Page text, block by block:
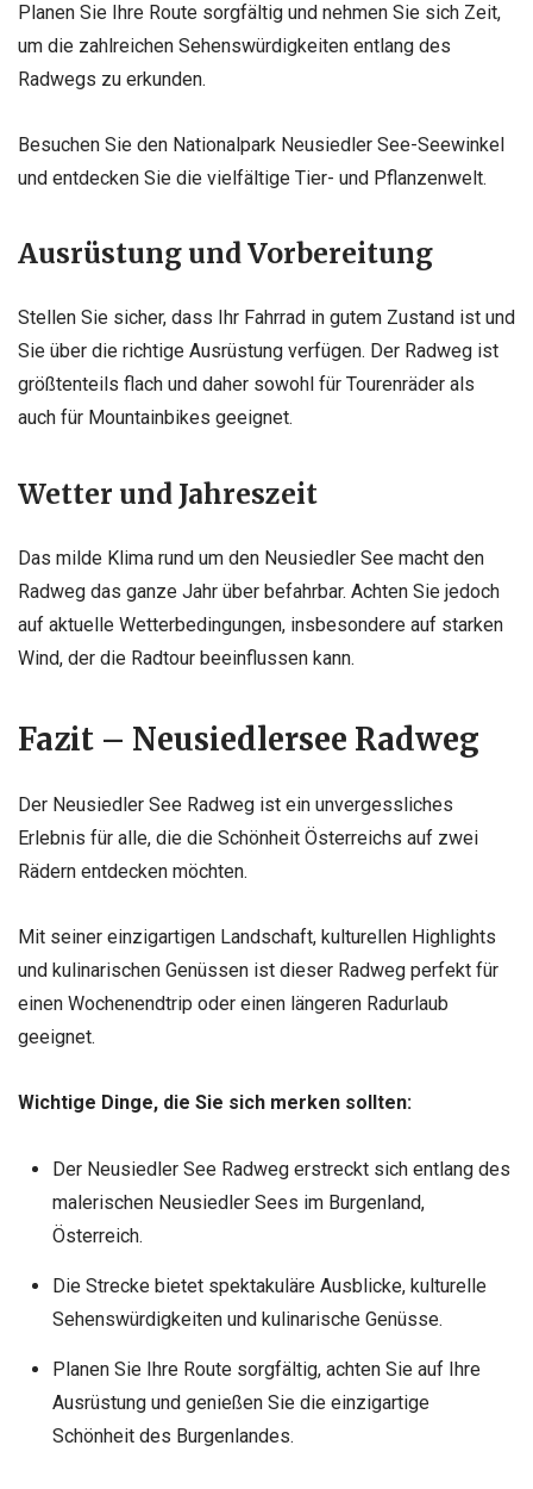
Planen Sie Ihre Route sorgfältig und nehmen Sie sich Zeit,
um die zahlreichen Sehenswürdigkeiten entlang des
Radwegs zu erkunden.
Besuchen Sie den Nationalpark Neusiedler See-Seewinkel
und entdecken Sie die vielfältige Tier- und Pflanzenwelt.
Ausrüstung und Vorbereitung
Stellen Sie sicher, dass Ihr Fahrrad in gutem Zustand ist und
Sie über die richtige Ausrüstung verfügen. Der Radweg ist
größtenteils flach und daher sowohl für Tourenräder als
auch für Mountainbikes geeignet.
Wetter und Jahreszeit
Das milde Klima rund um den Neusiedler See macht den
Radweg das ganze Jahr über befahrbar. Achten Sie jedoch
auf aktuelle Wetterbedingungen, insbesondere auf starken
Wind, der die Radtour beeinflussen kann.
Fazit – Neusiedlersee Radweg
Der Neusiedler See Radweg ist ein unvergessliches
Erlebnis für alle, die die Schönheit Österreichs auf zwei
Rädern entdecken möchten.
Mit seiner einzigartigen Landschaft, kulturellen Highlights
und kulinarischen Genüssen ist dieser Radweg perfekt für
einen Wochenendtrip oder einen längeren Radurlaub
geeignet.
Wichtige Dinge, die Sie sich merken sollten:
Der Neusiedler See Radweg erstreckt sich entlang des
malerischen Neusiedler Sees im Burgenland,
Österreich.
Die Strecke bietet spektakuläre Ausblicke, kulturelle
Sehenswürdigkeiten und kulinarische Genüsse.
Planen Sie Ihre Route sorgfältig, achten Sie auf Ihre
Ausrüstung und genießen Sie die einzigartige
Schönheit des Burgenlandes.